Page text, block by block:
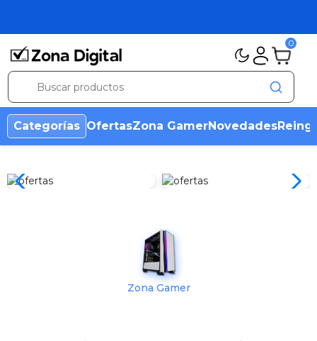
0
Categorías OfertasZona GamerNovedades